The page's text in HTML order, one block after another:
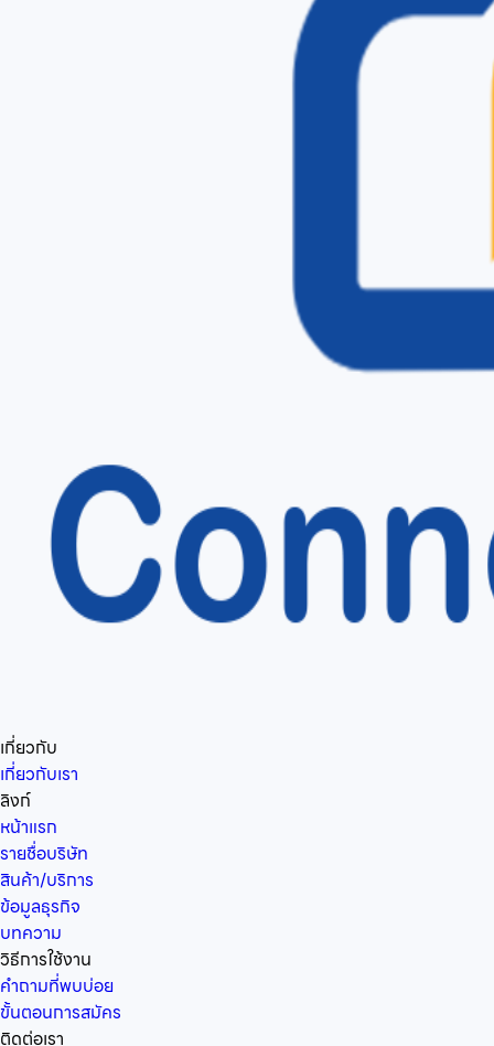
เกี่ยวกับ
เกี่ยวกับเรา
ลิงก์
หน้าแรก
รายชื่อบริษัท
สินค้า/บริการ
ข้อมูลธุรกิจ
บทความ
วิธีการใช้งาน
คำถามที่พบบ่อย
ขั้นตอนการสมัคร
ติดต่อเรา